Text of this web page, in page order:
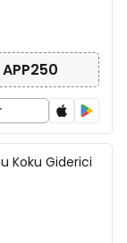
APP250
Koku Giderici